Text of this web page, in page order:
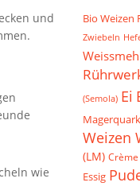
und
wie
Bio Weizen
Zwiebeln
(Semola) Ei
Magerquark
Weizen
(LM) Crème
Essig